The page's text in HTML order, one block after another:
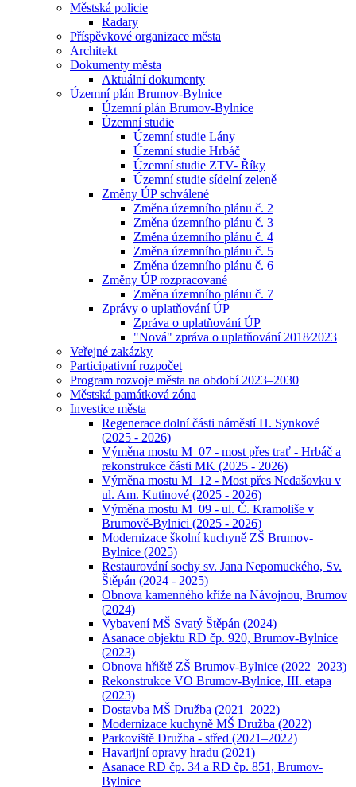
Městská policie
Radary
Příspěvkové organizace města
Architekt
Dokumenty města
Aktuální dokumenty
Územní plán Brumov-Bylnice
Územní plán Brumov-Bylnice
Územní studie
Územní studie Lány
Územní studie Hrbáč
Územní studie ZTV- Říky
Územní studie sídelní zeleně
Změny ÚP schválené
Změna územního plánu č. 2
Změna územního plánu č. 3
Změna územního plánu č. 4
Změna územního plánu č. 5
Změna územního plánu č. 6
Změny ÚP rozpracované
Změna územního plánu č. 7
Zprávy o uplatňování ÚP
Zpráva o uplatňování ÚP
"Nová" zpráva o uplatňování 2018⁄2023
Veřejné zakázky
Participativní rozpočet
Program rozvoje města na období 2023–2030
Městská památková zóna
Investice města
Regenerace dolní části náměstí H. Synkové
(2025 - 2026)
Výměna mostu M_07 - most přes trať - Hrbáč a
rekonstrukce části MK (2025 - 2026)
Výměna mostu M_12 - Most přes Nedašovku v
ul. Am. Kutinové (2025 - 2026)
Výměna mostu M_09 - ul. Č. Kramoliše v
Brumově-Bylnici (2025 - 2026)
Modernizace školní kuchyně ZŠ Brumov-
Bylnice (2025)
Restaurování sochy sv. Jana Nepomuckého, Sv.
Štěpán (2024 - 2025)
Obnova kamenného kříže na Návojnou, Brumov
(2024)
Vybavení MŠ Svatý Štěpán (2024)
Asanace objektu RD čp. 920, Brumov-Bylnice
(2023)
Obnova hřiště ZŠ Brumov-Bylnice (2022–2023)
Rekonstrukce VO Brumov-Bylnice, III. etapa
(2023)
Dostavba MŠ Družba (2021–2022)
Modernizace kuchyně MŠ Družba (2022)
Parkoviště Družba - střed (2021–2022)
Havarijní opravy hradu (2021)
Asanace RD čp. 34 a RD čp. 851, Brumov-
Bylnice